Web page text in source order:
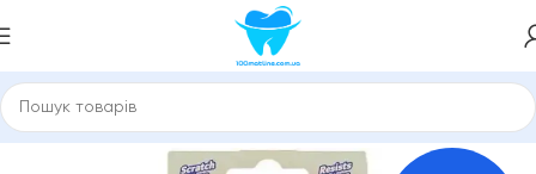
техніка та товари для дому Прибирання Scrub Daddy